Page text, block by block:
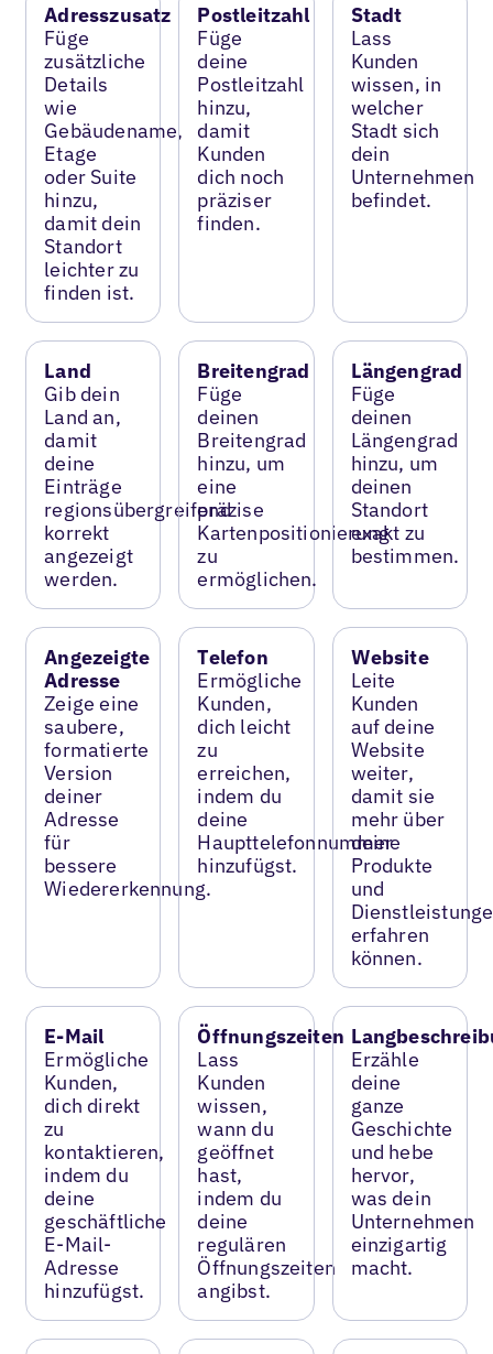
Adresszusatz
Füge
zusätzliche
Details
wie
Gebäudename,
Etage
oder Suite
hinzu,
damit dein
Standort
leichter zu
finden ist.
Postleitzahl
Füge
deine
Postleitzahl
hinzu,
damit
Kunden
dich noch
präziser
finden.
Stadt
Lass
Kunden
wissen, in
welcher
Stadt sich
dein
Unternehmen
befindet.
Land
Gib dein
Land an,
damit
deine
Einträge
regionsübergreifend
korrekt
angezeigt
werden.
Breitengrad
Füge
deinen
Breitengrad
hinzu, um
eine
präzise
Kartenpositionierung
zu
ermöglichen.
Längengrad
Füge
deinen
Längengrad
hinzu, um
deinen
Standort
exakt zu
bestimmen.
Angezeigte
Adresse
Zeige eine
saubere,
formatierte
Version
deiner
Adresse
für
bessere
Wiedererkennung.
Telefon
Ermögliche
Kunden,
dich leicht
zu
erreichen,
indem du
deine
Haupttelefonnummer
hinzufügst.
Website
Leite
Kunden
auf deine
Website
weiter,
damit sie
mehr über
deine
Produkte
und
erfahren
können.
E-Mail
Ermögliche
Kunden,
dich direkt
zu
kontaktieren,
indem du
deine
geschäftliche
E-Mail-
Adresse
hinzufügst.
Öffnungszeiten
Lass
Kunden
wissen,
wann du
geöffnet
hast,
indem du
deine
regulären
Öffnungszeiten
angibst.
Erzähle
deine
ganze
Geschichte
und hebe
hervor,
was dein
Unternehmen
einzigartig
macht.